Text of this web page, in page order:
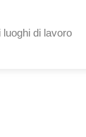
di lavoro